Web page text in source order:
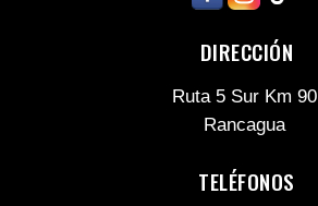
DIRECCIÓN
Ruta 5 Sur Km 90
Rancagua
TELÉFONOS